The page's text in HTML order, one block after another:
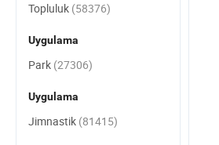
Topluluk (58376)
Uygulama
Park (27306)
Uygulama
Jimnastik (81415)